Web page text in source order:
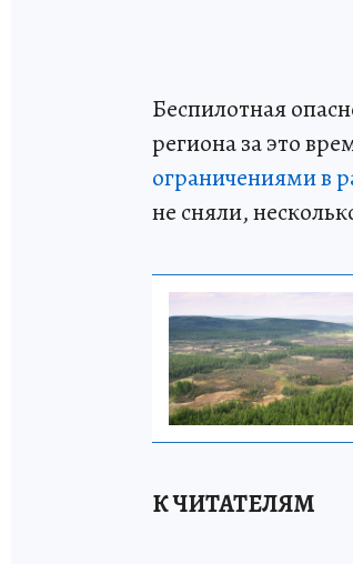
Беспилотная
региона за это
ограничениями в
не сняли,
К ЧИТАТЕЛЯМ